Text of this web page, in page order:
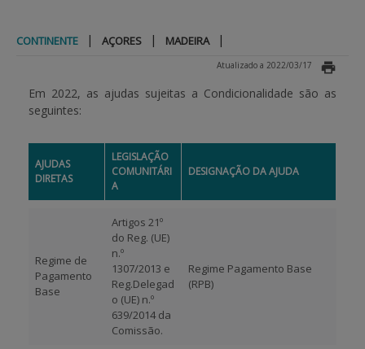
APOIO AO BENEFICIÁRIO
Entrar / Registar
CONTINENTE | AÇORES | MADEIRA |
Atualizado a 2022/03/17
Em 2022, as ajudas sujeitas a Condicionalidade são as
seguintes:
AJUDAS
DIRETAS
LEGISLAÇÃO
COMUNITÁRI
A
DESIGNAÇÃO DA AJUDA
Regime de
Pagamento
Base
Artigos 21º
do Reg. (UE)
n.º
1307/2013 e
Reg.Delegad
o (UE) n.º
639/2014 da
Comissão.
Regime Pagamento Base
(RPB)